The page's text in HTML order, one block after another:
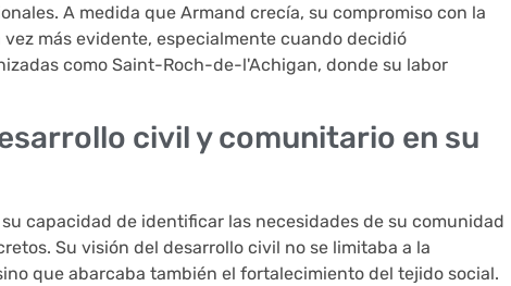
A medida que Armand crecía, su compromiso con la
más evidente, especialmente cuando decidió
como Saint-Roch-de-l'Achigan, donde su labor
civil y comunitario en su
capacidad de identificar las necesidades de su comunidad
Su visión del desarrollo civil no se limitaba a la
que abarcaba también el fortalecimiento del tejido social.